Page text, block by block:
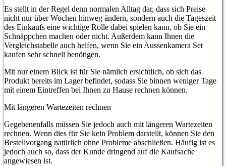
Es stellt in der Regel denn normalen Alltag dar, dass sich Preise
nicht nur über Wochen hinweg ändern, sondern auch die Tageszeit
des Einkaufs eine wichtige Rolle dabei spielen kann, ob Sie ein
Schnäppchen machen oder nicht. Außerdem kann Ihnen die
Vergleichstabelle auch helfen, wenn Sie ein Aussenkamera Set
kaufen sehr schnell benötigen.
Mit nur einem Blick ist für Sie nämlich ersichtlich, ob sich das
Produkt bereits im Lager befindet, sodass Sie binnen weniger Tage
mit einem Eintreffen bei Ihnen zu Hause rechnen können.
Mit längeren Wartezeiten rechnen
Gegebenenfalls müssen Sie jedoch auch mit längeren Wartezeiten
rechnen. Wenn dies für Sie kein Problem darstellt, können Sie den
Bestellvorgang natürlich ohne Probleme abschließen. Häufig ist es
jedoch auch so, dass der Kunde dringend auf die Kaufsache
angewiesen ist.